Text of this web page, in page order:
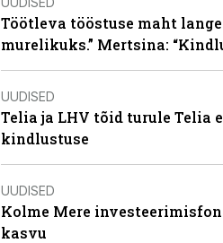
Töötleva tööstuse maht
murelikuks.” Mertsina:
UUDISED
Telia ja LHV tõid turule Telia
kindlustuse
UUDISED
Kolme Mere
kasvu